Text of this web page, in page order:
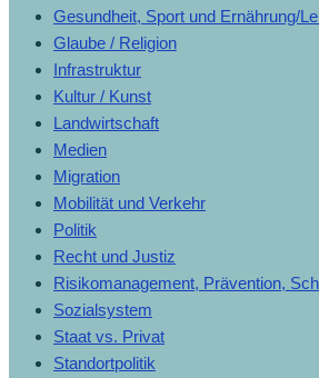
Gesundheit, Sport und Ernährung/
Glaube / Religion
Infrastruktur
Kultur / Kunst
Landwirtschaft
Medien
Migration
Mobilität und Verkehr
Politik
Recht und Justiz
Risikomanagement, Prävention,
Sozialsystem
Staat vs. Privat
Standortpolitik